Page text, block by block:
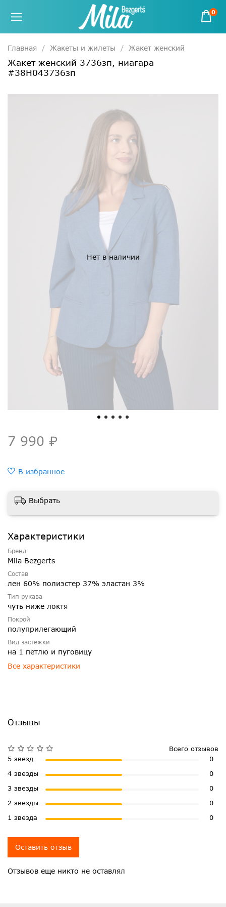
0
Главная Жакеты и жилеты Жакет женский
Жакет женский 3736зп, ниагара
#38Н043736зп
Нет в наличии
7 990 ₽
В избранное
Выбрать
Характеристики
Бренд
Mila Bezgerts
Состав
лен 60% полиэстер 37% эластан 3%
Тип рукава
чуть ниже локтя
Покрой
полуприлегающий
Вид застежки
на 1 петлю и пуговицу
Все характеристики
Отзывы
Отзывов еще никто не оставлял
Всего отзывов
5 звезд
0
4 звезды
0
3 звезды
0
2 звезды
0
1 звезда
0
Оставить отзыв